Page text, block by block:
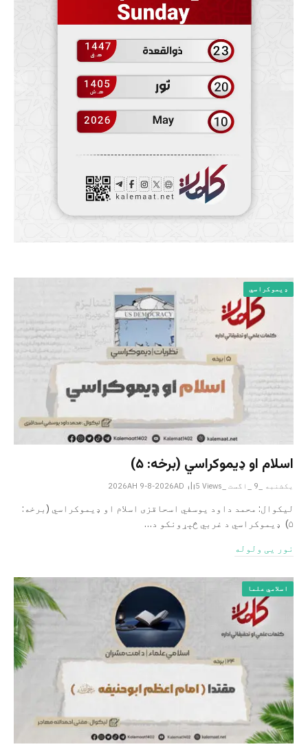
ډیموکراسي
اسلام او ډیموکراسي (برخه: ۵)
یکشنبه _9 _اگست _2026AH 9-8-2026AD 5 Views
لیکوال: محمد داود یوسفي اسحاقزی اسلام او ډیموکراسي (برخه:
۵) ډیموکراسي د غربي څېړونکو د…
نور یی ولوله
اسلامي علما